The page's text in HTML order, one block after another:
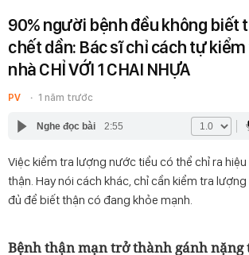
90% người bệnh đều không biết
chết dần: Bác sĩ chỉ cách tự
nhà CHỈ VỚI 1 CHAI NHỰA
PV 1 năm trước
Nghe đọc bài 2:55
Việc kiểm tra lượng nước tiểu có thể chỉ ra
thận. Hay nói cách khác, chỉ cần kiểm tra
đủ để biết thận có đang khỏe mạnh.
Bệnh thận mạn trở thành gánh nặng